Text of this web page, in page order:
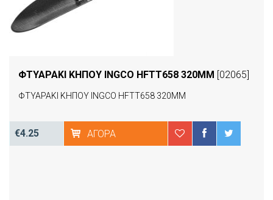
ΦΤΥΑΡΑΚΙ ΚΗΠΟΥ INGCO HFTT658 320MM [02065]
ΦΤΥΑΡΑΚΙ ΚΗΠΟΥ INGCO HFTT658 320MM
€4.25 ΑΓΟΡΆ